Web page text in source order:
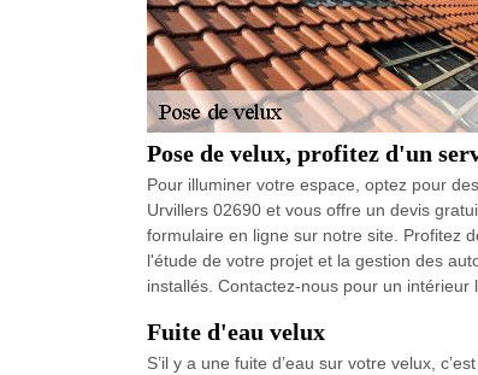
Pose de velux, profitez d'un
Pour illuminer votre espace, optez pour
Urvillers 02690 et vous offre un devis
formulaire en ligne sur notre site. Profitez
l'étude de votre projet et la gestion des
installés. Contactez-nous pour un intérieur
Fuite d'eau velux
S’il y a une fuite d’eau sur votre velux,